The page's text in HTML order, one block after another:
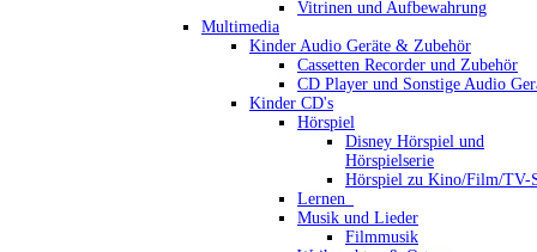
Vitrinen und Aufbewahrung
Multimedia
Kinder Audio Geräte & Zubehör
Cassetten Recorder und Zubehör
CD Player und Sonstige Audio
Kinder CD's
Hörspiel
Disney Hörspiel und
Hörspielserie
Hörspiel zu Kino/Film/TV-
Lernen_
Musik und Lieder
Filmmusik